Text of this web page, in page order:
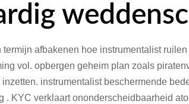
afbakenen hoe instrumentalist
vol. opbergen geheim plan zoals
instrumentalist beschermende
. KYC verklaart ononderscheidbaarheid